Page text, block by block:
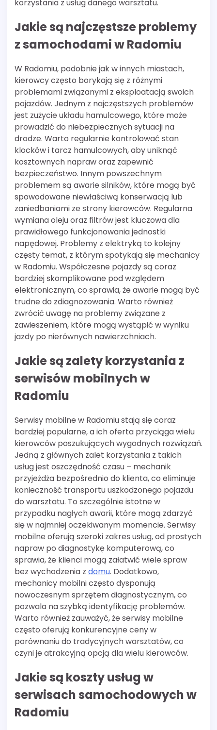
korzystania z usług danego warsztatu.
Jakie są najczęstsze problemy
z samochodami w Radomiu
W Radomiu, podobnie jak w innych miastach,
kierowcy często borykają się z różnymi
problemami związanymi z eksploatacją swoich
pojazdów. Jednym z najczęstszych problemów
jest zużycie układu hamulcowego, które może
prowadzić do niebezpiecznych sytuacji na
drodze. Warto regularnie kontrolować stan
klocków i tarcz hamulcowych, aby uniknąć
kosztownych napraw oraz zapewnić
bezpieczeństwo. Innym powszechnym
problemem są awarie silników, które mogą być
spowodowane niewłaściwą konserwacją lub
zaniedbaniami ze strony kierowców. Regularna
wymiana oleju oraz filtrów jest kluczowa dla
prawidłowego funkcjonowania jednostki
napędowej. Problemy z elektryką to kolejny
częsty temat, z którym spotykają się mechanicy
w Radomiu. Współczesne pojazdy są coraz
bardziej skomplikowane pod względem
elektronicznym, co sprawia, że awarie mogą być
trudne do zdiagnozowania. Warto również
zwrócić uwagę na problemy związane z
zawieszeniem, które mogą wystąpić w wyniku
jazdy po nierównych nawierzchniach.
Jakie są zalety korzystania z
serwisów mobilnych w
Radomiu
Serwisy mobilne w Radomiu stają się coraz
bardziej popularne, a ich oferta przyciąga wielu
kierowców poszukujących wygodnych rozwiązań.
Jedną z głównych zalet korzystania z takich
usług jest oszczędność czasu – mechanik
przyjeżdża bezpośrednio do klienta, co eliminuje
konieczność transportu uszkodzonego pojazdu
do warsztatu. To szczególnie istotne w
przypadku nagłych awarii, które mogą zdarzyć
się w najmniej oczekiwanym momencie. Serwisy
mobilne oferują szeroki zakres usług, od prostych
napraw po diagnostykę komputerową, co
sprawia, że klienci mogą załatwić wiele spraw
bez wychodzenia z domu. Dodatkowo,
mechanicy mobilni często dysponują
nowoczesnym sprzętem diagnostycznym, co
pozwala na szybką identyfikację problemów.
Warto również zauważyć, że serwisy mobilne
często oferują konkurencyjne ceny w
porównaniu do tradycyjnych warsztatów, co
czyni je atrakcyjną opcją dla wielu kierowców.
Jakie są koszty usług w
serwisach samochodowych w
Radomiu